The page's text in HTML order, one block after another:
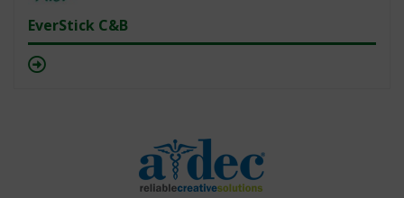
EverStick C&B